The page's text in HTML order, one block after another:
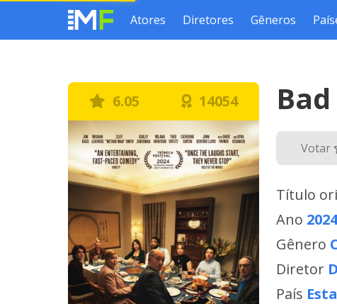
Atores Diretores Gêneros
6.05 14054
Votar
Título
Ano 2024
Gênero
Diretor
País